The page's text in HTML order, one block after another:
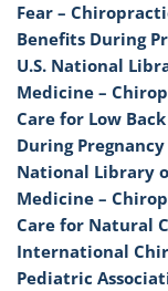
Fear –
Benefits During
U.S. National
Medicine –
Care for Low
During Pregnancy
National Library
Medicine –
Care for Natural
International
Pediatric